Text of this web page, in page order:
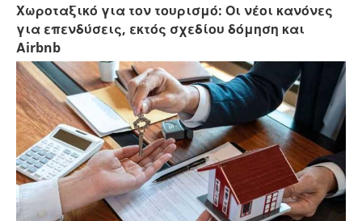
Χωροταξικό για τον τουρισμό: Οι νέοι κανόνες
για επενδύσεις, εκτός σχεδίου δόμηση και
Αirbnb